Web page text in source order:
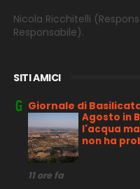
Nicola Ricchitelli
Responsabile).
SITI AMICI
Giornale di
Agosto in
l'acqua
non ha
11 ore fa